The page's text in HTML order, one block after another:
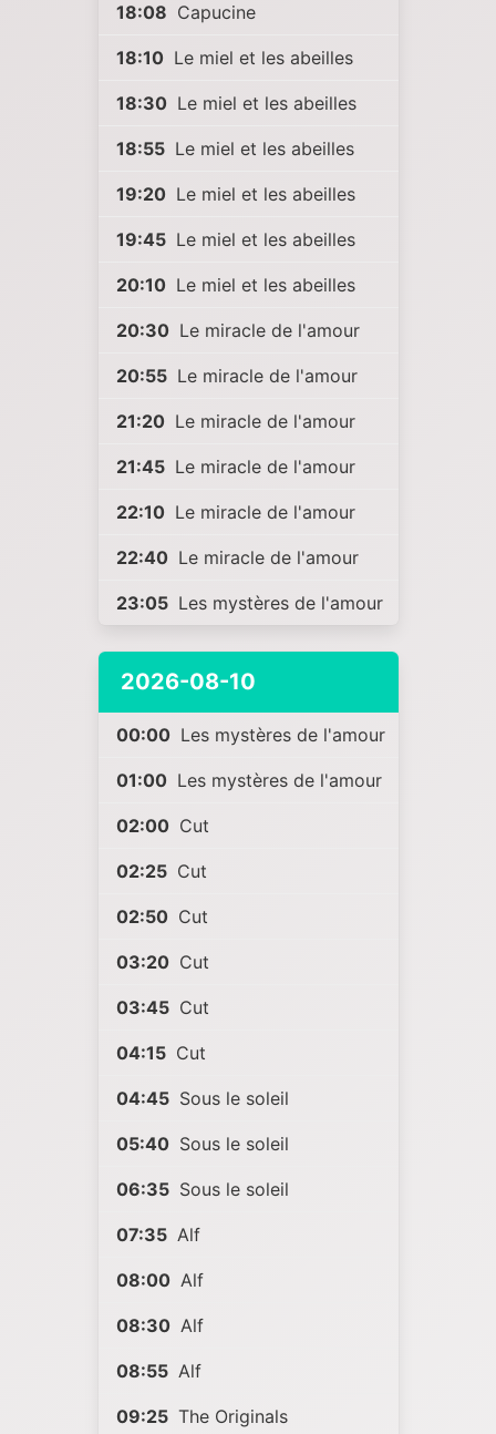
18:08 Capucine
18:10 Le miel et les abeilles
18:30 Le miel et les abeilles
18:55 Le miel et les abeilles
19:20 Le miel et les abeilles
19:45 Le miel et les abeilles
20:10 Le miel et les abeilles
20:30 Le miracle de l'amour
20:55 Le miracle de l'amour
21:20 Le miracle de l'amour
21:45 Le miracle de l'amour
22:10 Le miracle de l'amour
22:40 Le miracle de l'amour
23:05 Les mystères de l'amour
2026-08-10
00:00 Les mystères de l'amour
01:00 Les mystères de l'amour
02:00 Cut
02:25 Cut
02:50 Cut
03:20 Cut
03:45 Cut
04:15 Cut
04:45 Sous le soleil
05:40 Sous le soleil
06:35 Sous le soleil
07:35 Alf
08:00 Alf
08:30 Alf
08:55 Alf
09:25 The Originals